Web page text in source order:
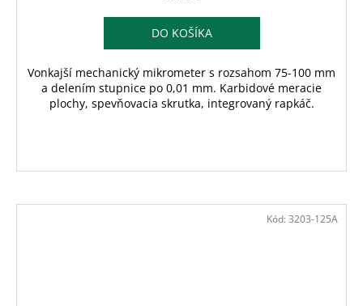
DO KOŠÍKA
Vonkajší mechanický mikrometer s rozsahom 75-100 mm
a delením stupnice po 0,01 mm. Karbidové meracie
plochy, spevňovacia skrutka, integrovaný rapkáč.
Kód: 3203-125A